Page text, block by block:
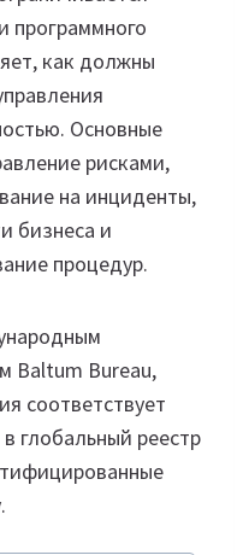
программного
как должны
Основные
рисками,
на инциденты,
бизнеса и
процедур.
Baltum Bureau,
соответствует
глобальный реестр